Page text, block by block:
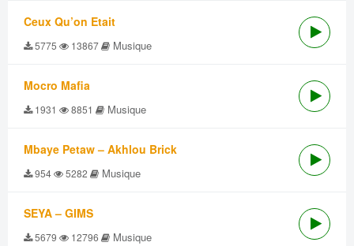
Ceux Qu’on Etait
5775 13867 Musique
Mocro Mafia
1931 8851 Musique
Mbaye Petaw – Akhlou Brick
954 5282 Musique
SEYA – GIMS
5679 12796 Musique